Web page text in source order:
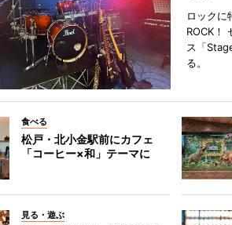
ロックに
ROCK！
ス「
る。
食べる
松戸・北小金駅前にカフェ
「コーヒー×和」テーマに
見る・遊ぶ